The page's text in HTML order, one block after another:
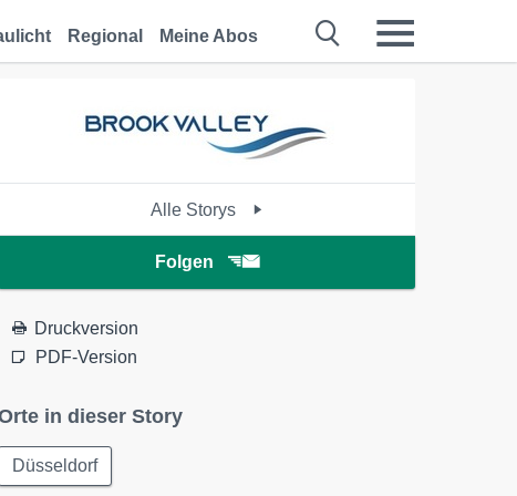
Regional Meine Abos
Alle Storys
Folgen
Druckversion
PDF-Version
in dieser Story
Düsseldorf